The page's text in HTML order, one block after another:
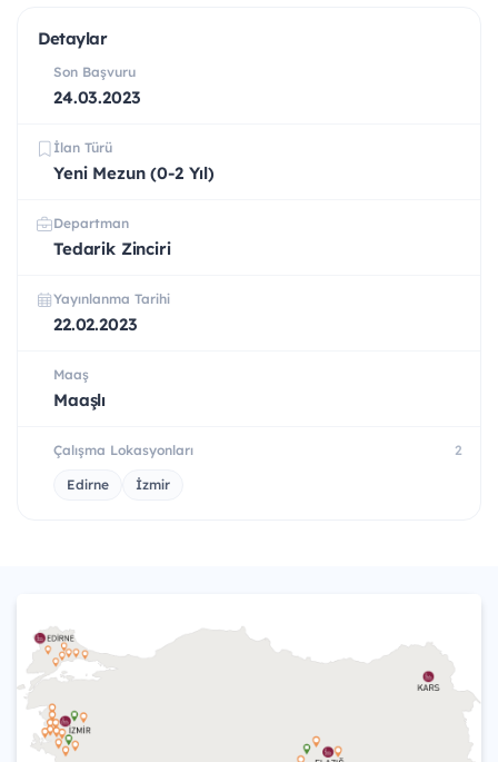
Detaylar
Son Başvuru
24.03.2023
İlan Türü
Yeni Mezun (0-2 Yıl)
Departman
Tedarik Zinciri
Yayınlanma Tarihi
22.02.2023
Maaş
Maaşlı
Çalışma Lokasyonları 2
Edirne İzmir